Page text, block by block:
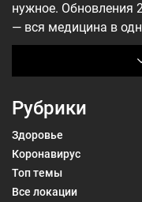
нужное. Обновления
— вся медицина в
Рубрики
Здоровье
Коронавирус
Топ темы
Все локации